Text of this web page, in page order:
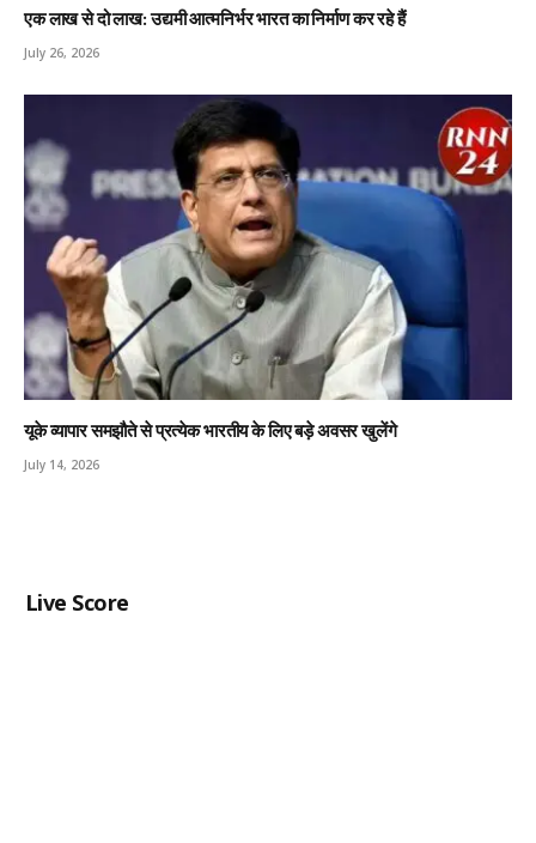
एक लाख से दो लाख: उद्यमी आत्मनिर्भर भारत का निर्माण कर रहे हैं
July 26, 2026
यूके व्यापार समझौते से प्रत्येक भारतीय के लिए बड़े अवसर खुलेंगे
July 14, 2026
Live Score